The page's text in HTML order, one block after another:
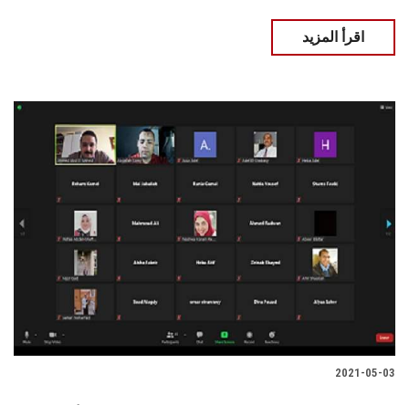
اقرأ المزيد
2021-05-03